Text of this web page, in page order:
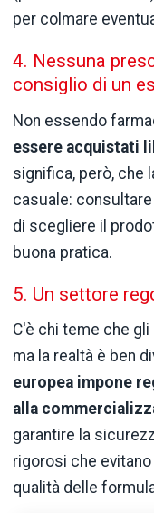
per colmare
4. Nessuna
consiglio di un
Non essendo
essere acquistati
significa, però, che
casuale:
di scegliere il
buona pratica.
5. Un settore
C'è chi teme che
ma la realtà è ben
europea impone
alla
garantire la
rigorosi che
qualità delle